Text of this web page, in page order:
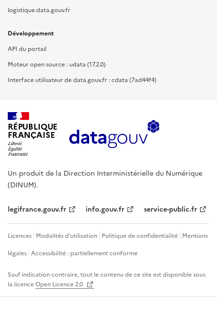
logistique.data.gouv.fr
Développement
API du portail
Moteur open source : udata (17.2.0)
Interface utilisateur de data.gouv.fr : cdata (7ad44f4)
RÉPUBLIQUE
FRANÇAISE
Un produit de la Direction Interministérielle du Numérique
(DINUM).
legifrance.gouv.fr info.gouv.fr service-public.fr
Licences Modalités d'utilisation Politique de confidentialité Mentions
légales Accessibilité : partiellement conforme
Sauf indication contraire, tout le contenu de ce site est disponible sous
la licenceOpen Licence 2.0